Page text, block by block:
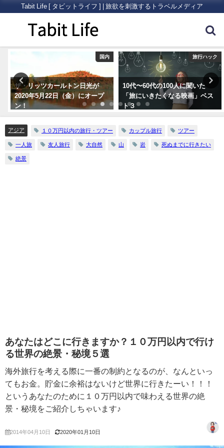
Tabit Life [ タビットライフ ] | 旅欲を刺激するトラベルメディア
国内
ザ・リッツカールトン日光が
2020年5月22日（金）にオープ
ン！
旅行ハック
10代〜60代の100人に聞いた
「旅にいきたくなる映画」ベス
ト３
アジア １０万円以内の旅行・ツアー カップル旅行 ツアー
一人旅 友人旅行 大自然 山 岩 死ぬまでに行きたい
絶景
あなたはどこに行きますか？１０万円以内で行け
る世界の絶景・秘境５選
海外旅行を考える際に一番の制約となるのが、なんといっ
てもお金。貯金に余裕はないけど世界に行きたーい！！！
というあなたのために１０万円以内で味わえる世界の絶
景・秘境をご紹介しちゃいます♪
2014年04月10日 2020年01月10日